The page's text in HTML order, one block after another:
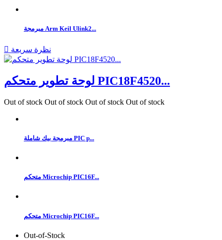
مبرمجة Arm Keil Ulink2...
 نظرة سريعة
لوحة تطوير متحكم PIC18F4520...
Out of stock Out of stock Out of stock Out of stock
مبرمجة بيك شاملة PIC p...
متحكم Microchip PIC16F...
متحكم Microchip PIC16F...
Out-of-Stock